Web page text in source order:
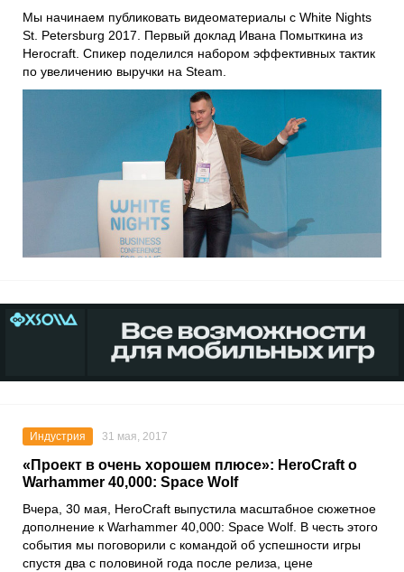
Мы начинаем публиковать видеоматериалы с White Nights
St. Petersburg 2017. Первый доклад Ивана Помыткина из
Herocraft. Спикер поделился набором эффективных тактик
по увеличению выручки на Steam.
Индустрия 31 мая, 2017
«Проект в очень хорошем плюсе»: HeroCraft о
Warhammer 40,000: Space Wolf
Вчера, 30 мая, HeroCraft выпустила масштабное сюжетное
дополнение к Warhammer 40,000: Space Wolf. В честь этого
события мы поговорили с командой об успешности игры
спустя два с половиной года после релиза, цене